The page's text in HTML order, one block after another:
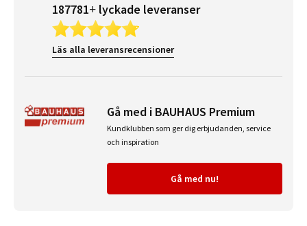
187781+ lyckade leveranser
Läs alla leveransrecensioner
Gå med i BAUHAUS Premium
Kundklubben som ger dig erbjudanden, service
och inspiration
Gå med nu!